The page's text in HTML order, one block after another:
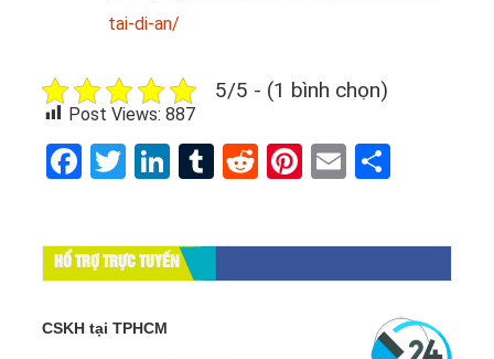
tai-di-an/
5/5 - (1 bình chọn)
Post Views: 887
Facebook
Twitter
LinkedIn
Tumblr
RedditPinterest
Email
HỔ TRỢ TRỰC TUYẾN
CSKH tại TPHCM